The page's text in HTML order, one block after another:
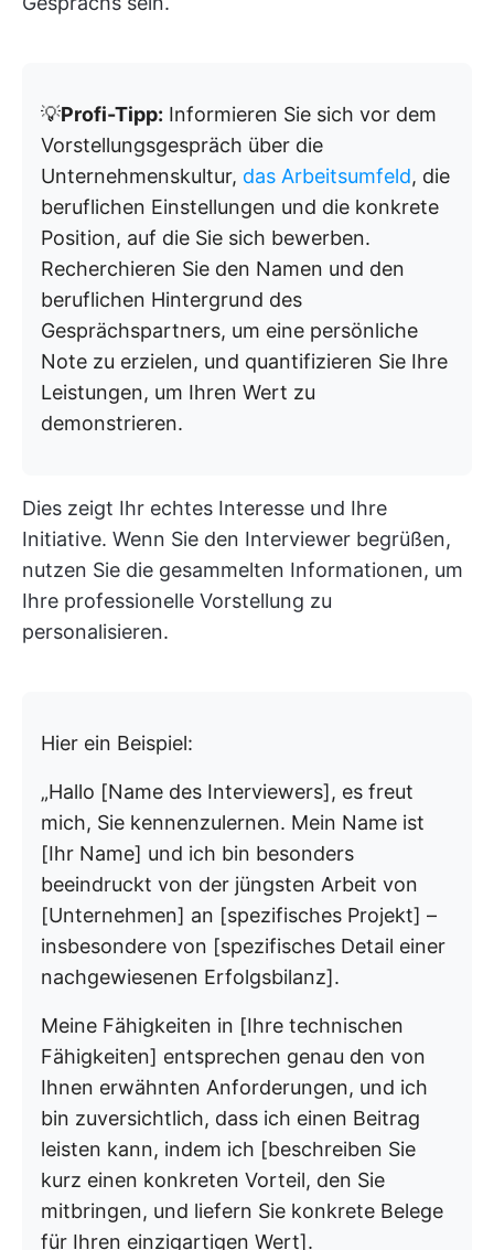
💡Profi-Tipp: Informieren Sie sich vor dem
Vorstellungsgespräch über die
Unternehmenskultur, das Arbeitsumfeld, die
beruflichen Einstellungen und die konkrete
Position, auf die Sie sich bewerben.
Recherchieren Sie den Namen und den
beruflichen Hintergrund des
Gesprächspartners, um eine persönliche
Note zu erzielen, und quantifizieren Sie Ihre
Leistungen, um Ihren Wert zu
demonstrieren.
Dies zeigt Ihr echtes Interesse und Ihre
Initiative. Wenn Sie den Interviewer begrüßen,
nutzen Sie die gesammelten Informationen, um
Ihre professionelle Vorstellung zu
personalisieren.
Hier ein Beispiel:
„Hallo [Name des Interviewers], es freut
mich, Sie kennenzulernen. Mein Name ist
[Ihr Name] und ich bin besonders
beeindruckt von der jüngsten Arbeit von
[Unternehmen] an [spezifisches Projekt] –
insbesondere von [spezifisches Detail einer
nachgewiesenen Erfolgsbilanz].
Meine Fähigkeiten in [Ihre technischen
Fähigkeiten] entsprechen genau den von
Ihnen erwähnten Anforderungen, und ich
bin zuversichtlich, dass ich einen Beitrag
leisten kann, indem ich [beschreiben Sie
kurz einen konkreten Vorteil, den Sie
mitbringen, und liefern Sie konkrete Belege
für Ihren einzigartigen Wert].